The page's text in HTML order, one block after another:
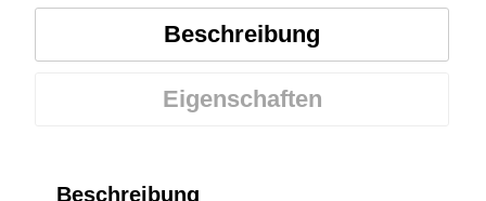
Beschreibung
Eigenschaften
Beschreibung